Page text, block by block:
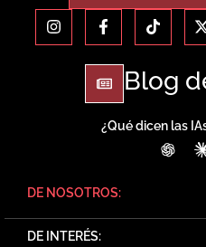
Blog
¿Qué dicen las
DE NOSOTROS:
DE INTERÉS: